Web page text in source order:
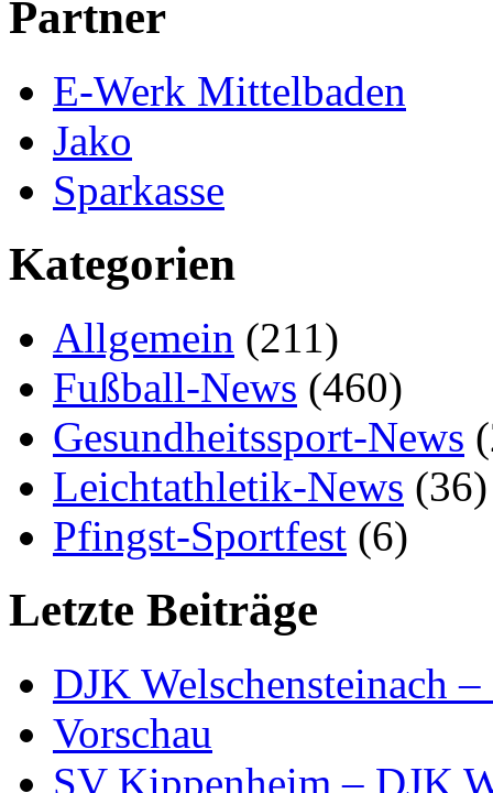
Partner
E-Werk Mittelbaden
Jako
Sparkasse
Kategorien
Allgemein (211)
Fußball-News (460)
Gesundheitssport-News
Leichtathletik-News (36)
Pfingst-Sportfest (6)
Letzte Beiträge
DJK Welschensteinach
Vorschau
SV Kippenheim – DJK